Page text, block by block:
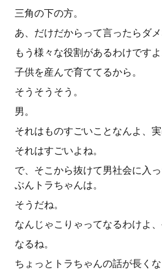
三角の下の方。
あ、だけだからって言ったらダメ
もう様々な役割があるわけですよ
子供を産んで育ててるから。
そうそうそう。
男。
それはものすごいことなんよ、実
それはすごいよね。
で、そこから抜けて男社会に入
ぶんトラちゃんは。
そうだね。
なんじゃこりゃってなるわけよ、
なるね。
ちょっとトラちゃんの話が長く